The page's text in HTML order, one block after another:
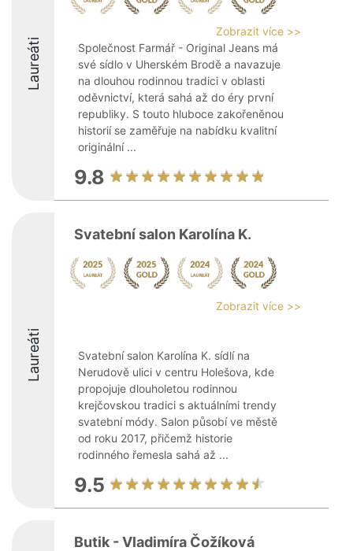
Laureáti
Zobrazit více >>
Společnost Farmář - Original Jeans má
své sídlo v Uherském Brodě a navazuje
na dlouhou rodinnou tradici v oblasti
oděvnictví, která sahá až do éry první
republiky. S touto hluboce zakořeněnou
historií se zaměřuje na nabídku kvalitní
originální ...
9.8
Laureáti
Svatební salon Karolína K.
Zobrazit více >>
Svatební salon Karolína K. sídlí na
Nerudově ulici v centru Holešova, kde
propojuje dlouholetou rodinnou
krejčovskou tradici s aktuálními trendy
svatební módy. Salon působí ve městě
od roku 2017, přičemž historie
rodinného řemesla sahá až ...
9.5
Butik - Vladimíra Čožíková